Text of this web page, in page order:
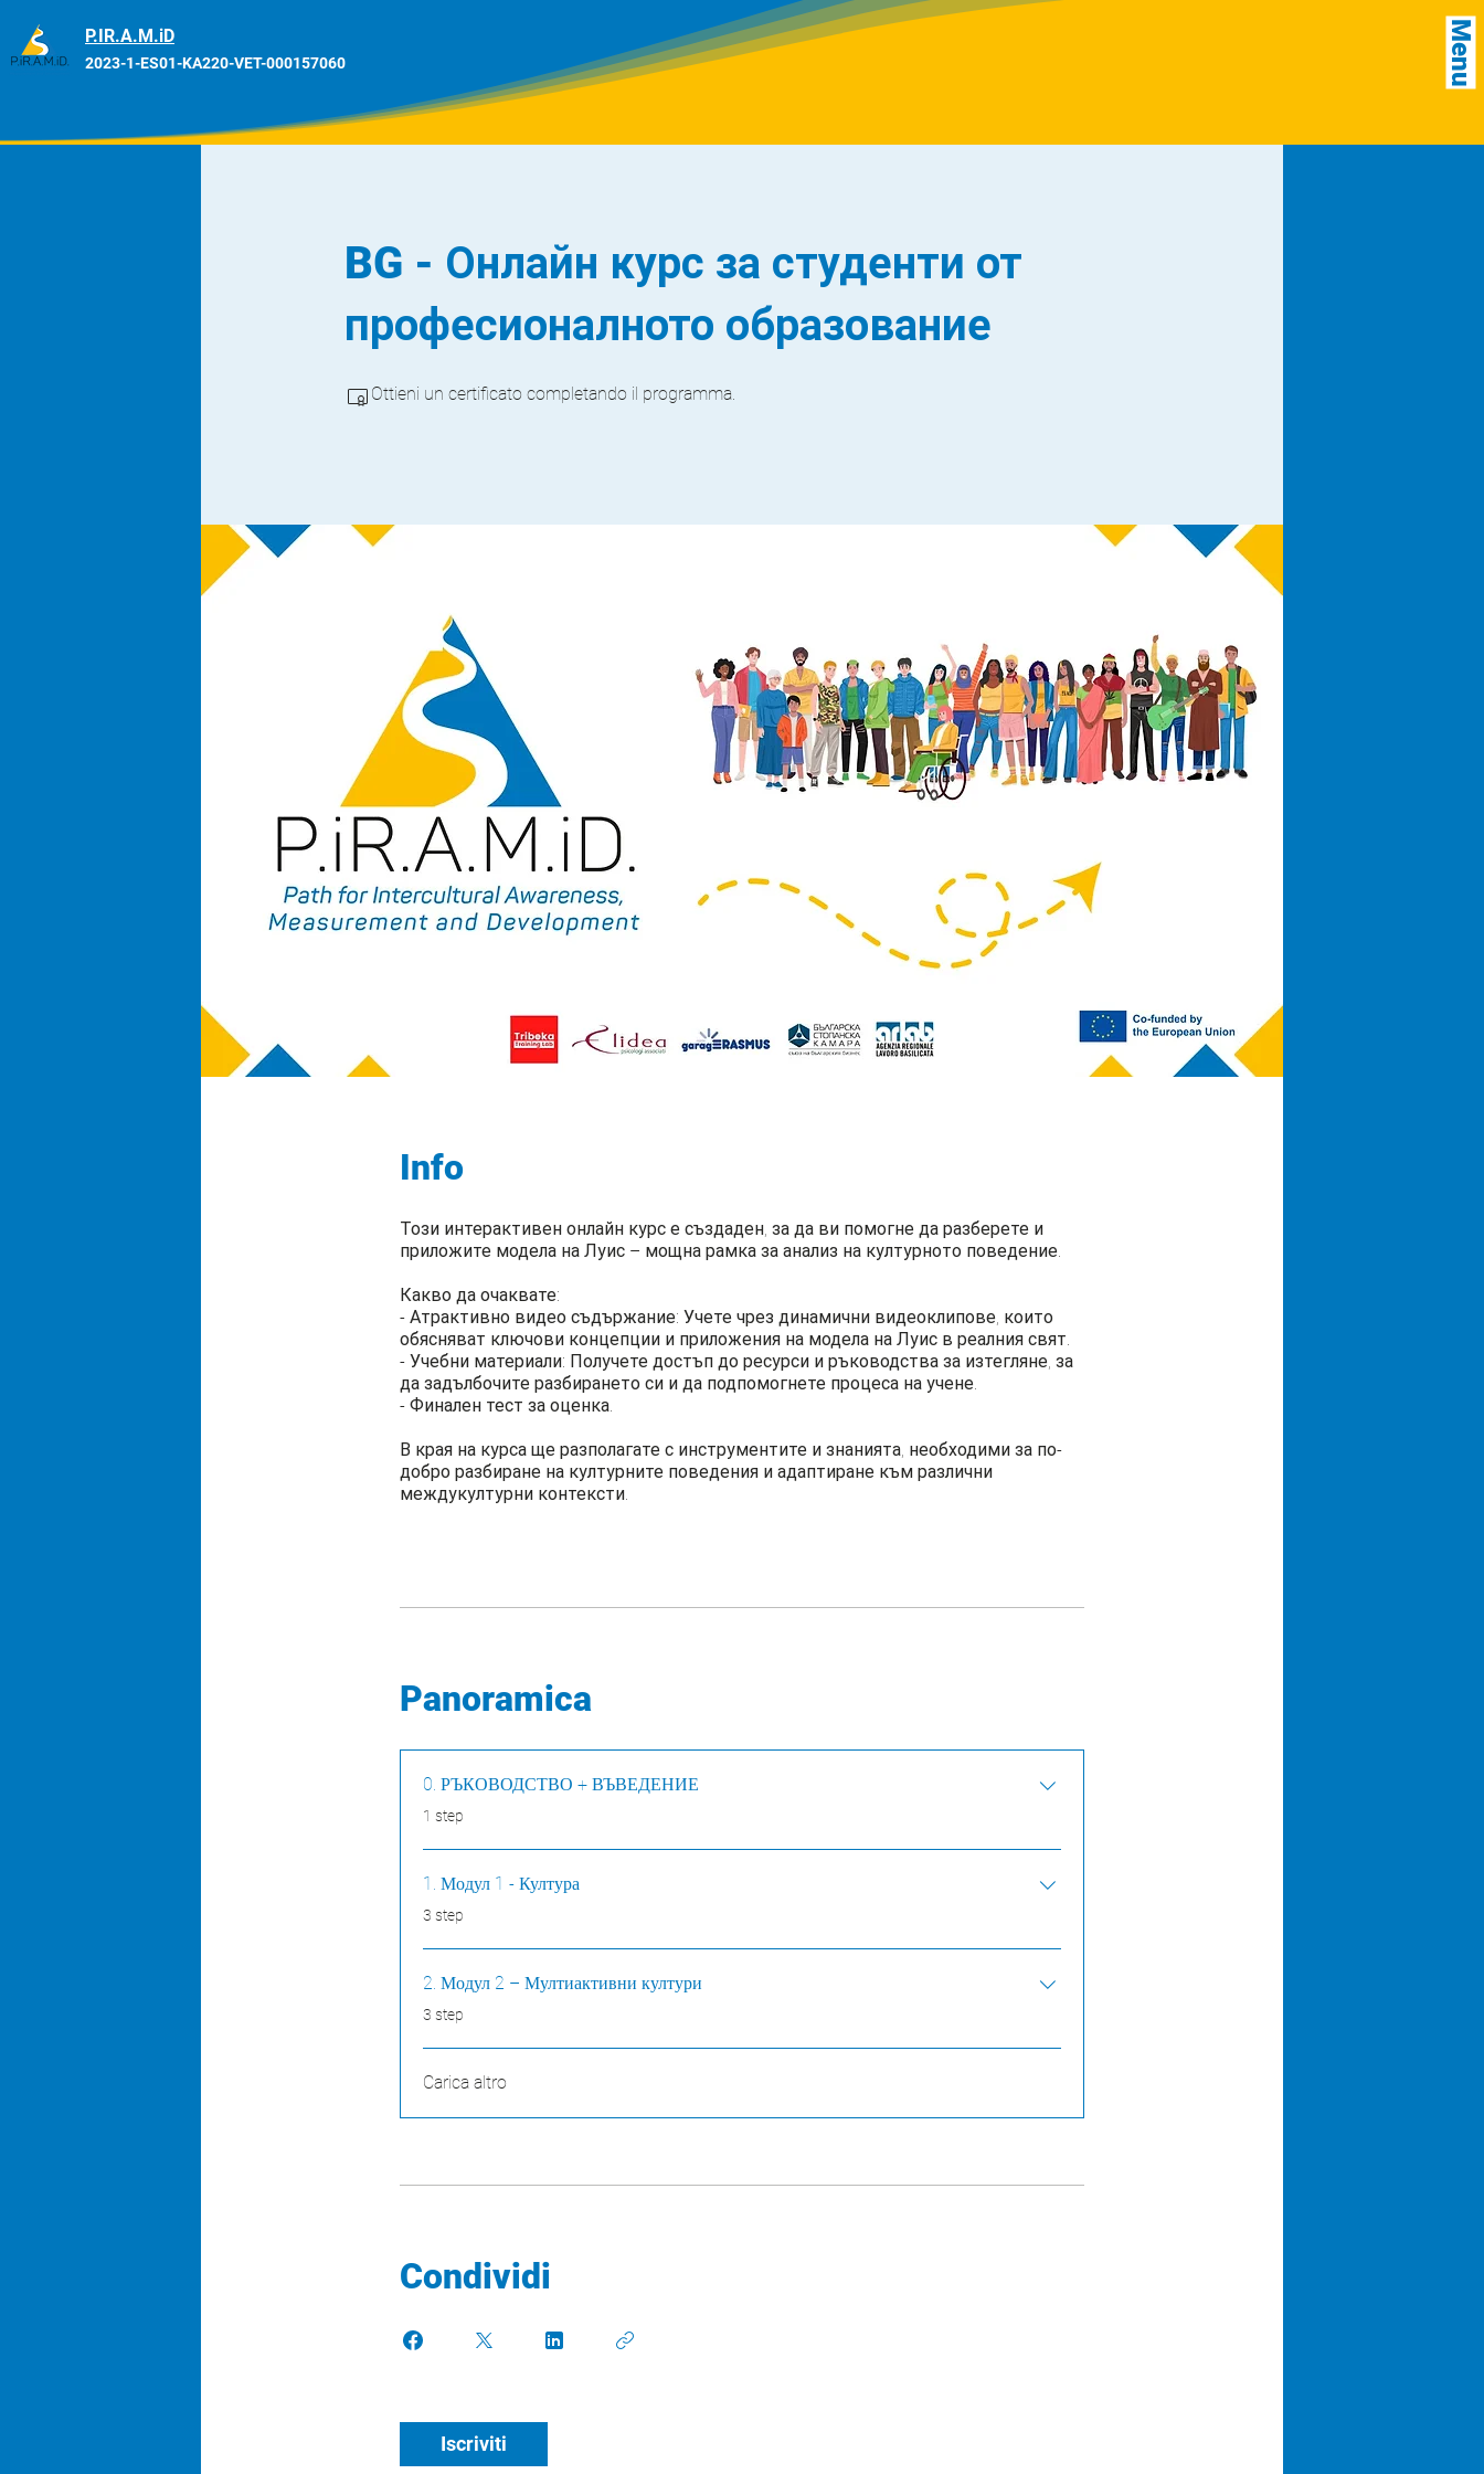
P.IR.A.M.iD
2023-1-ES01-KA220-VET-000157060 Menu
BG - Онлайн курс за студенти от
професионалното образование
Ottieni un certificato completando il programma.
Info
Този интерактивен онлайн курс е създаден, за да ви помогне да разберете и
приложите модела на Луис – мощна рамка за анализ на културното поведение.
Какво да очаквате:
- Атрактивно видео съдържание: Учете чрез динамични видеоклипове, които
обясняват ключови концепции и приложения на модела на Луис в реалния свят.
- Учебни материали: Получете достъп до ресурси и ръководства за изтегляне, за
да задълбочите разбирането си и да подпомогнете процеса на учене.
- Финален тест за оценка.
В края на курса ще разполагате с инструментите и знанията, необходими за по-
добро разбиране на културните поведения и адаптиране към различни
междукултурни контексти.
Panoramica
0. РЪКОВОДСТВО + ВЪВЕДЕНИЕ
.1 step
1. Модул 1 - Култура
.3 step
2. Модул 2 – Мултиактивни култури
.3 step
Carica altro
Condividi
Iscriviti